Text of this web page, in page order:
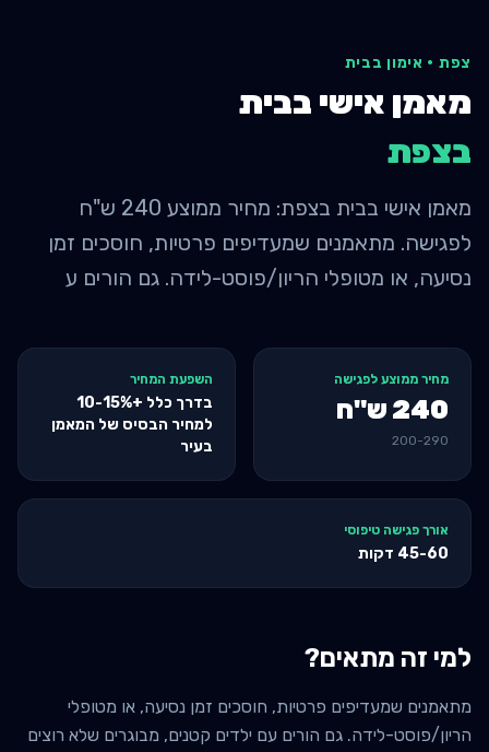
צפת · אימון בבית
מאמן אישי בבית
בצפת
מאמן אישי בבית בצפת: מחיר ממוצע 240 ש"ח
לפגישה. מתאמנים שמעדיפים פרטיות, חוסכים זמן
נסיעה, או מטופלי הריון/פוסט-לידה. גם הורים ע
מחיר ממוצע לפגישה
240 ש"ח
200-290
השפעת המחיר
בדרך כלל +10-15%
למחיר הבסיס של המאמן
בעיר
אורך פגישה טיפוסי
45-60 דקות
למי זה מתאים?
מתאמנים שמעדיפים פרטיות, חוסכים זמן נסיעה, או מטופלי
הריון/פוסט-לידה. גם הורים עם ילדים קטנים, מבוגרים שלא רוצים